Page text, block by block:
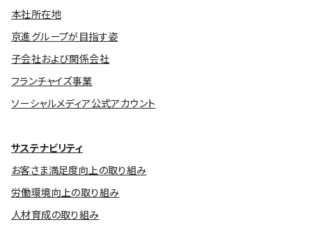
本社所在地
京進グループが目指す姿
子会社および関係会社
フランチャイズ事業
ソーシャルメディア公式アカウント
サステナビリティ
お客さま満足度向上の取り組み
労働環境向上の取り組み
人材育成の取り組み